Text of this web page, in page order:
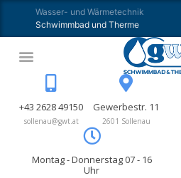
Wasser- und Wärmetechnik
Schwimmbad und Therme
+43 2628 49150
sollenau@gwt.at
Gewerbestr. 11
2601 Sollenau
Montag - Donnerstag 07 - 16
Uhr